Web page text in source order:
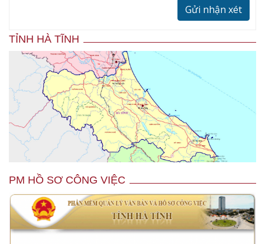
Gửi nhận xét
TỈNH HÀ TĨNH
PM HỒ SƠ CÔNG VIỆC